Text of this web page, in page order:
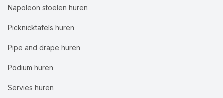
Napoleon stoelen huren
Picknicktafels huren
Pipe and drape huren
Podium huren
Servies huren